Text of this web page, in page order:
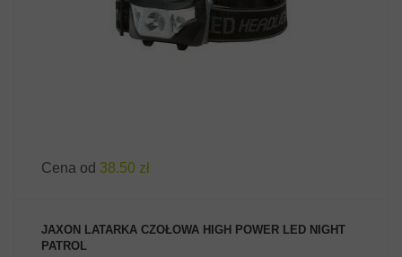
Cena od 38.50 zł
JAXON LATARKA CZOŁOWA HIGH POWER LED NIGHT
PATROL